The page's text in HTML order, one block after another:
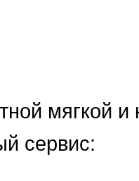
мягкой
сервис: